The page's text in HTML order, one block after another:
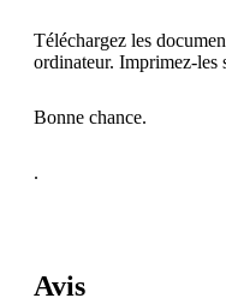
Téléchargez les
ordinateur. Imprimez-les
Bonne chance.
.
Avis